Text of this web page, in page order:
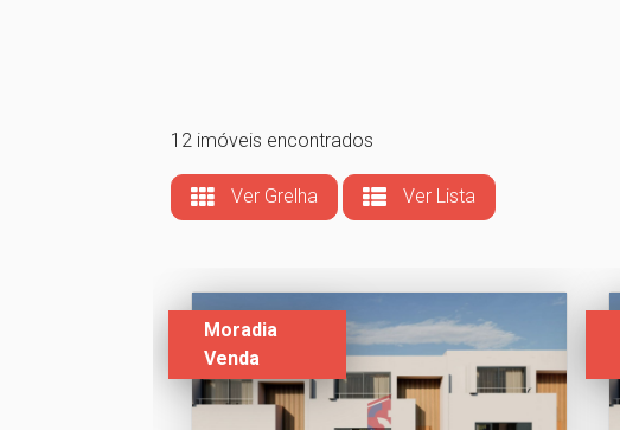
12 imóveis encontrados
Ver Grelha Ver Lista
Moradia
Venda